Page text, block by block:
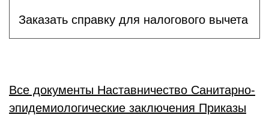
Заказать справку для налогового вычета
Все документы Наставничество Санитарно-
эпидемиологические заключения Приказы